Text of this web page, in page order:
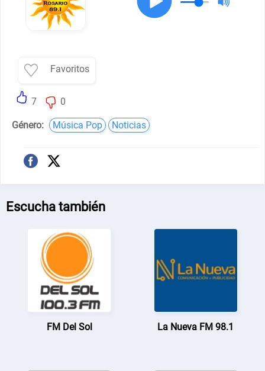
Favoritos
7 0
Género: Música Pop Noticias
Escucha también
FM Del Sol La Nueva FM 98.1